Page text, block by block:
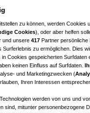
zu können, werden Cookies
Cookies), oder aber helfen
und unsere 417 Partner persönliche
zu ermöglichen. Dies
Cookies gespeicherten Surfdaten
keinen Einfluss auf Surfdaten.
und Marketingzwecken (
Ihren Interessen
werden von uns und
sind, mitunter personenbezogene